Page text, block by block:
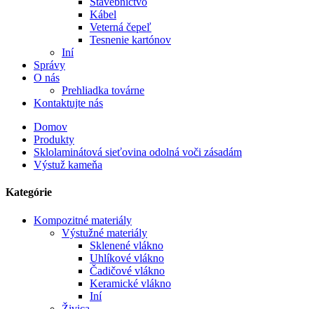
Kábel
Veterná čepeľ
Tesnenie kartónov
Iní
Správy
O nás
Prehliadka továrne
Kontaktujte nás
Domov
Produkty
Sklolaminátová sieťovina odolná voči zásadám
Výstuž kameňa
Kategórie
Kompozitné materiály
Výstužné materiály
Sklenené vlákno
Uhlíkové vlákno
Čadičové vlákno
Keramické vlákno
Iní